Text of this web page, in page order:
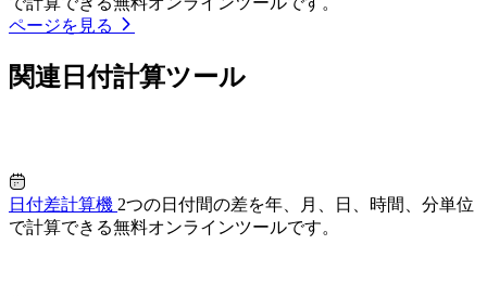
ページを見る
関連日付計算ツール
日付差計算機 2つの日付間の差を年、月、日、時間、分単位
で計算できる無料オンラインツールです。